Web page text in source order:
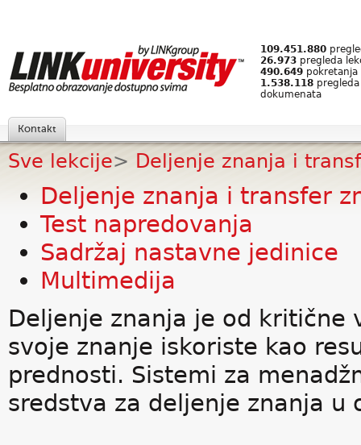
109.451.880
26.973 pregleda
490.649 pokretanja
1.538.118
dokumenata
Kontakt
Sve lekcije> Deljenje znanja i
Deljenje znanja i transfer
Test napredovanja
Sadržaj nastavne jedinice
Multimedija
Deljenje znanja je od kritične
svoje znanje iskoriste kao
prednosti. Sistemi za
sredstva za deljenje znanja u